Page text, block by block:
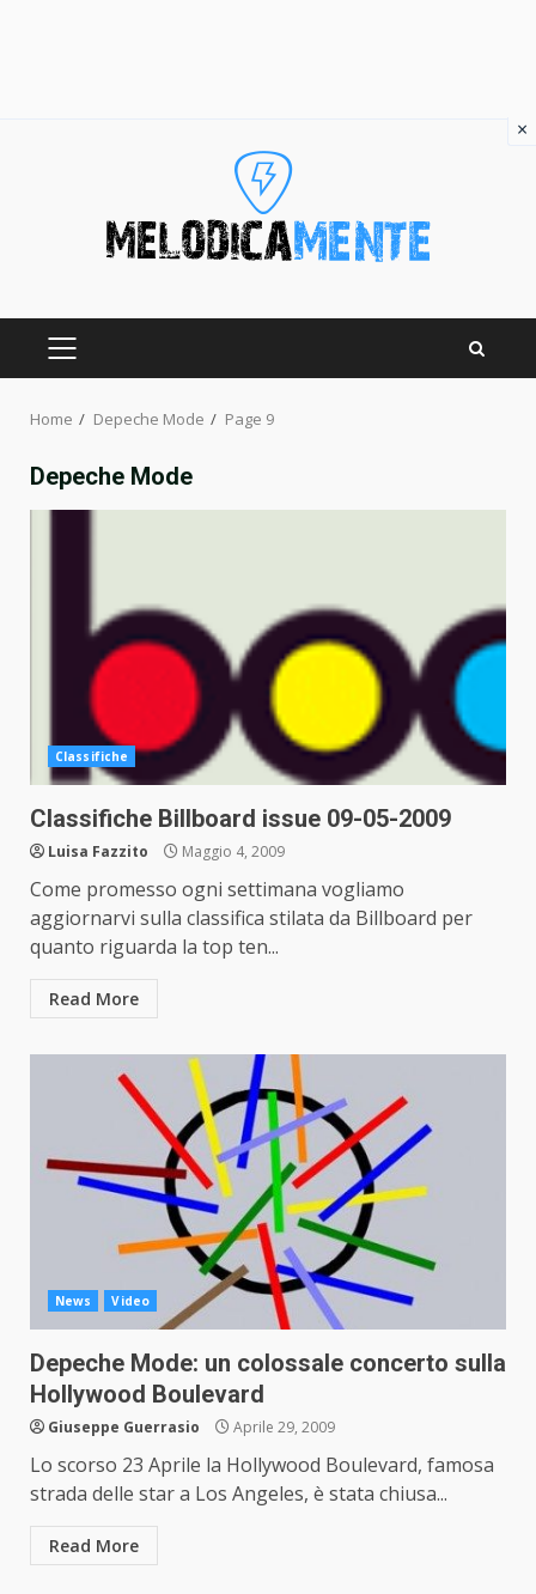
PRIMARY
Home Depeche Mode Page 9
Depeche Mode
Classifiche
Classifiche Billboard issue 09-05-2009
Luisa Fazzito Maggio 4, 2009
Come promesso ogni settimana vogliamo
aggiornarvi sulla classifica stilata da Billboard per
quanto riguarda la top ten...
Read More
News Video
Depeche Mode: un colossale concerto sulla
Hollywood Boulevard
Giuseppe Guerrasio Aprile 29, 2009
Lo scorso 23 Aprile la Hollywood Boulevard, famosa
strada delle star a Los Angeles, è stata chiusa...
Read More
×